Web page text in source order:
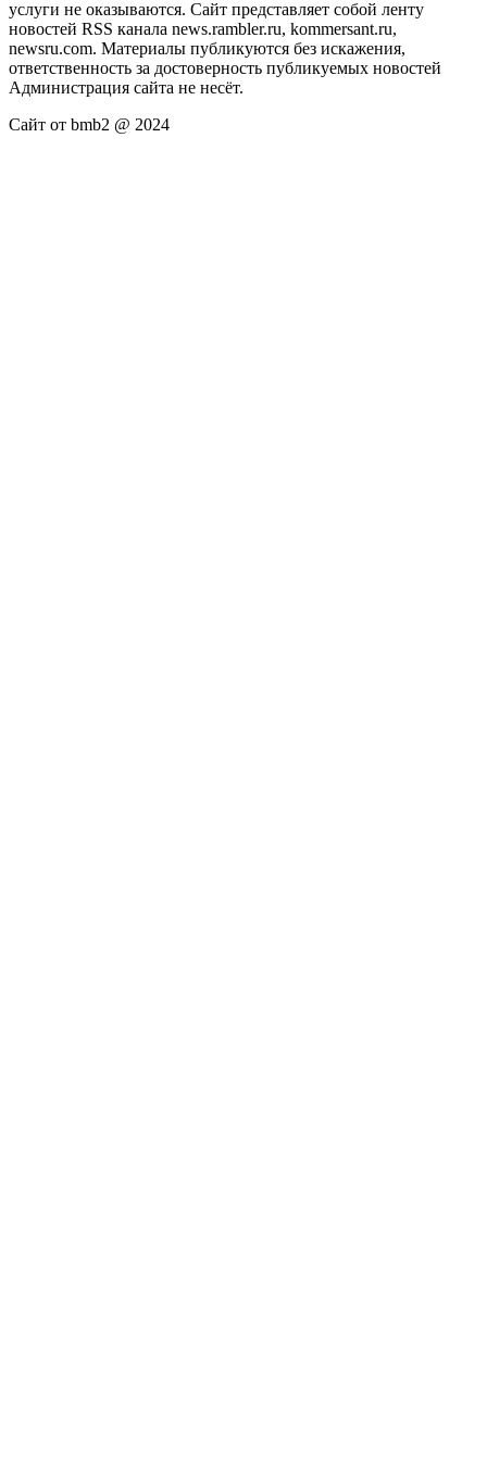
услуги не оказываются. Сайт представляет собой ленту
новостей RSS канала news.rambler.ru, kommersant.ru,
newsru.com. Материалы публикуются без искажения,
ответственность за достоверность публикуемых новостей
Администрация сайта не несёт.
Сайт от bmb2 @ 2024